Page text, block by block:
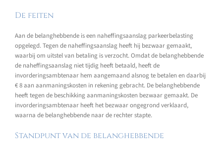
De feiten
Aan de belanghebbende is een naheffingsaanslag parkeerbelasting
opgelegd. Tegen de naheffingsaanslag heeft hij bezwaar gemaakt,
waarbij om uitstel van betaling is verzocht. Omdat de belanghebbende
de naheffingsaanslag niet tijdig heeft betaald, heeft de
invorderingsambtenaar hem aangemaand alsnog te betalen en daarbij
€ 8 aan aanmaningskosten in rekening gebracht. De belanghebbende
heeft tegen de beschikking aanmaningskosten bezwaar gemaakt. De
invorderingsambtenaar heeft het bezwaar ongegrond verklaard,
waarna de belanghebbende naar de rechter stapte.
Standpunt van de belanghebbende